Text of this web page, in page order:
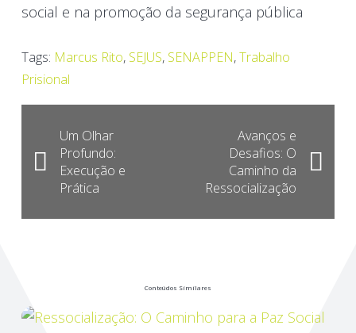
social e na promoção da segurança pública
Tags: Marcus Rito, SEJUS, SENAPPEN,Trabalho
Prisional
Um Olhar
Profundo:
Execução e
Prática
Avanços e
Desafios: O
Caminho da
Ressocialização
Conteúdos Similares